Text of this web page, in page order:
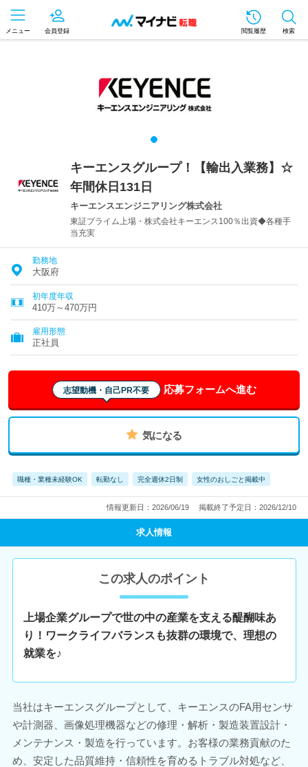
メニュー 会員登録 閲覧履歴 検索
キーエンスグループ！【輸出入業務】☆
年間休日131日
キーエンスエンジニアリング株式会社
東証プライム上場・株式会社キーエンス100％出資◆各種手
当充実
勤務地
大阪府
初年度年収
410万～470万円
雇用形態
正社員
志望動機・自己PR不要 応募フォームへ進む
気になる
職種・業種未経験OK 転勤なし 完全週休2日制 女性のおしごと掲載中
情報更新日：2026/06/19 掲載終了予定日：2026/12/10
求人情報
この求人のポイント
上場企業グループで世の中の産業を支える醍醐味あ
り！ワークライフバランスも抜群の環境で、理想の
就業を♪
当社はキーエンスグループとして、キーエンスのFA用センサ
や計測器、画像処理機器などの修理・解析・製造装置設計・
メンテナンス・製造を行っています。お客様の業務貢献のた
め、安定した品質維持・信頼性を育めるトラブル対処など、